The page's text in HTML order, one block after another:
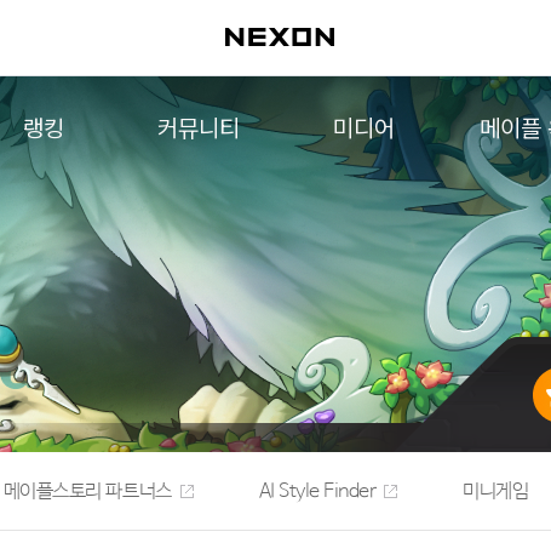
랭킹
컨텐츠 랭킹
커뮤니티
자유게시판
메이플 아트
메이플 코디
메이플스토리 파트너스
AI Style Finder
미니게임
커뮤니티 아카이브
미디어 메이플
메이플
메이플스토리 파트너스 AI Style Finder 미니게임